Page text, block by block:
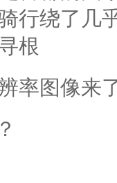
行绕了几
根
率图像来